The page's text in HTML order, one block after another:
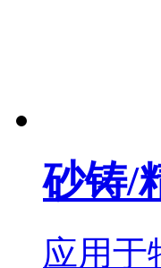
砂铸/
应用于